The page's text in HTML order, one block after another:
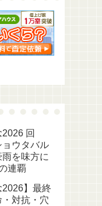
2026 回
ョウタバル
を味方に
連覇
2026】最終
対抗・穴